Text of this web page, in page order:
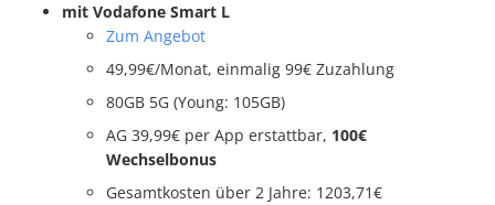
mit Vodafone Smart L
Zum Angebot
49,99€/Monat, einmalig 99€ Zuzahlung
80GB 5G (Young: 105GB)
AG 39,99€ per App erstattbar, 100€
Wechselbonus
Gesamtkosten über 2 Jahre: 1203,71€